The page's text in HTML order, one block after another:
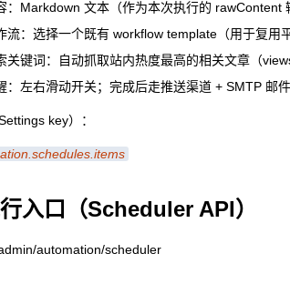
：Markdown 文本（作为本次执行的 rawContent
流：选择一个既有 workflow template（用于复用
关键词：自动抓取站内热度最高的相关文章（
：左右滑动开关；完成后走推送渠道 + SMTP 邮
key）：
入口（Scheduler API）
automation/scheduler